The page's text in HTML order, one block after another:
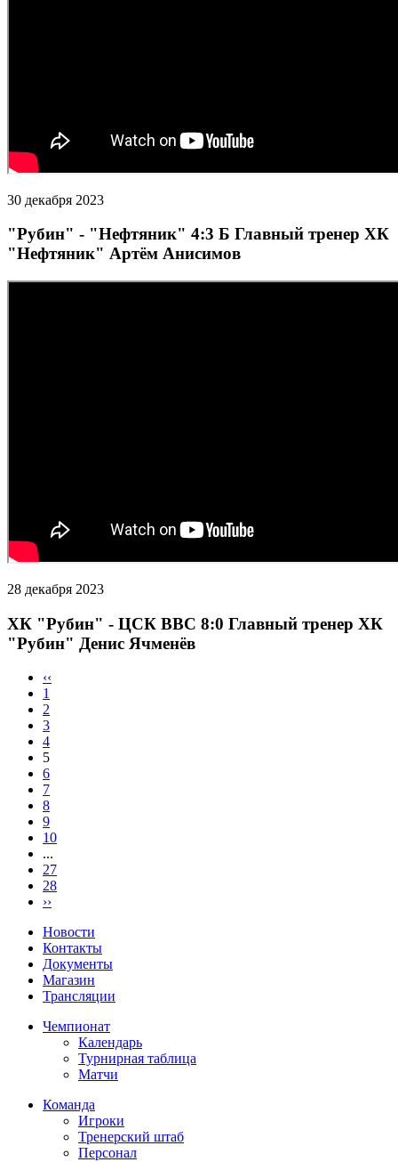
30 декабря 2023
"Рубин" - "Нефтяник" 4:3 Б Главный тренер ХК
"Нефтяник" Артём Анисимов
28 декабря 2023
ХК "Рубин" - ЦСК ВВС 8:0 Главный тренер ХК
"Рубин" Денис Ячменёв
‹‹
1
2
3
4
5
6
7
8
9
10
...
27
28
››
Новости
Контакты
Документы
Магазин
Трансляции
Чемпионат
Календарь
Турнирная таблица
Матчи
Команда
Игроки
Тренерский штаб
Персонал